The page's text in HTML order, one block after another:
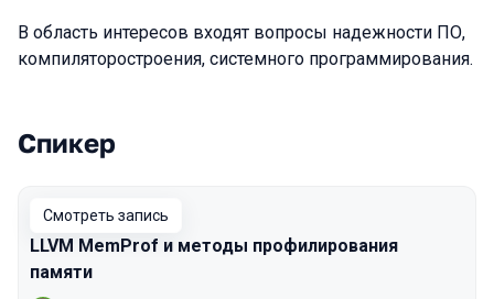
В область интересов входят вопросы надежности ПО,
компиляторостроения, системного программирования.
Выступления в сезоне 2025
Спикер
Смотреть запись
LLVM MemProf и методы профилирования
памяти